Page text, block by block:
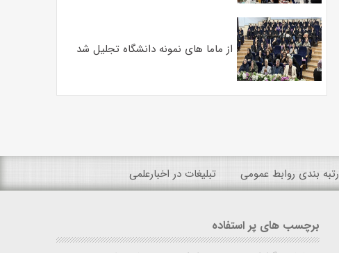
از ماما های نمونه دانشگاه تجلیل شد
رتبه بندی روابط عمومی تبلیغات در اخبارعلمی
برچسب های پر استفاده